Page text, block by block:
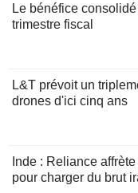
Le bénéfice
trimestre fiscal
L&T prévoit un
drones d'ici cinq ans
Inde : Reliance
pour charger du brut